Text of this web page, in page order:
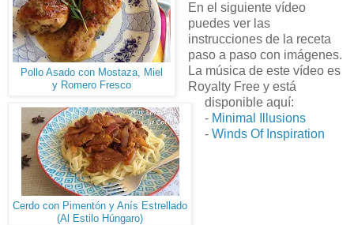
Pollo Asado con Mostaza, Miel
y Romero Fresco
Cerdo con Pimentón y Anís Estrellado
(Al Estilo Húngaro)
En el siguiente vídeo
puedes ver las
instrucciones de la receta
paso a paso con imágenes.
La música de este vídeo es
Royalty Free y está
disponible aquí:
- Minimal Illusions
- Winds Of Inspiration